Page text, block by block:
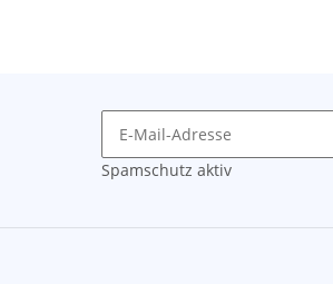
Spamschutz aktiv